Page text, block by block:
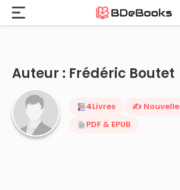
Accueil Frédéric Boutet
Auteur : Frédéric Boutet
4Livres
✍️ Nouvelle
PDF & EPUB